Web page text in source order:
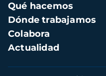
Qué hacemos
Dónde trabajamos
Colabora
Actualidad